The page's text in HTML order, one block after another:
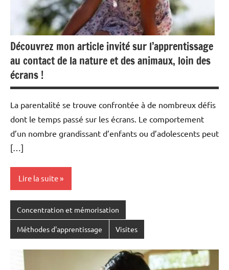
Découvrez mon article invité sur l’apprentissage
au contact de la nature et des animaux, loin des
écrans !
La parentalité se trouve confrontée à de nombreux défis
dont le temps passé sur les écrans. Le comportement
d’un nombre grandissant d’enfants ou d’adolescents peut
[…]
Lire la suite
Concentration et mémorisation
Méthodes d'apprentissage Visites